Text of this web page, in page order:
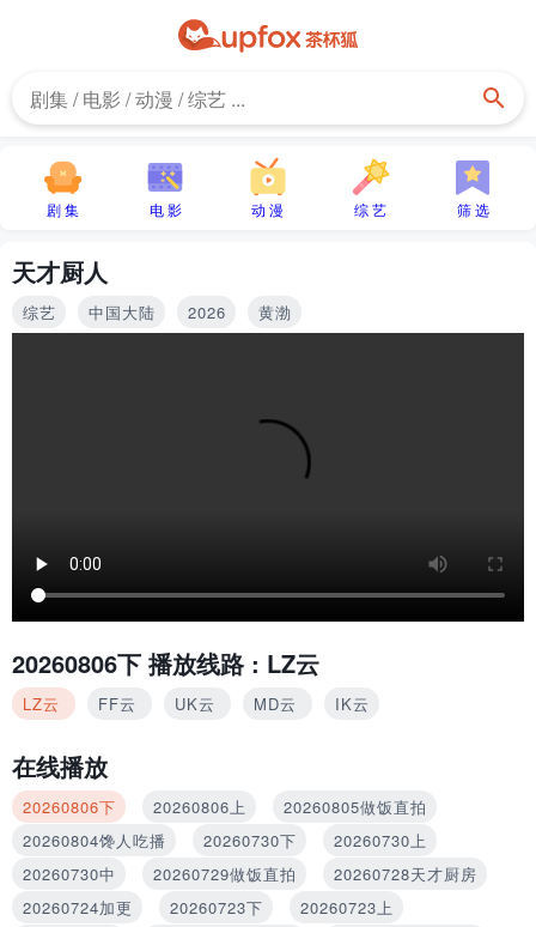
剧 集 电 影 动 漫 综 艺 筛 选
天才厨人
综艺 中国大陆 2026 黄渤
20260806下 播放线路 : LZ云
LZ云 FF云 UK云 MD云 IK云
在线播放
20260806下 20260806上
20260805做饭直拍
20260804馋人吃播
20260730下
20260730上
20260730中
20260729做饭直拍
20260728天才厨房
20260724加更
20260723下
20260723上